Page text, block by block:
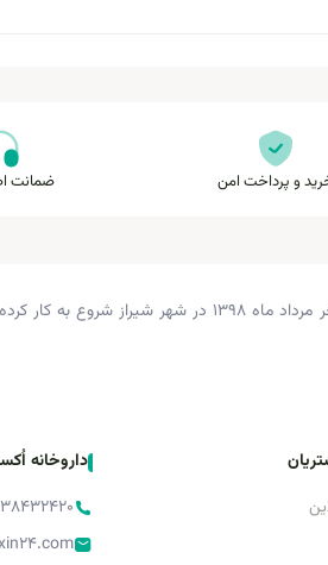
و پرداخت امن ضمانت
داروخانه دکتر زرگری (داروخانه اکسین) از اواخر
داروخانه
۰۷۱۳۸۴۳۲۴۲۰ / ۰۷۱۳۸۴۳۲۴۲۱ /